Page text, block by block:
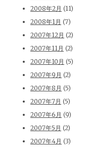
2008年2月 (11)
2008年1月 (7)
2007年12月 (2)
2007年11月 (2)
2007年10月 (5)
2007年9月 (2)
2007年8月 (5)
2007年7月 (5)
2007年6月 (9)
2007年5月 (2)
2007年4月 (3)